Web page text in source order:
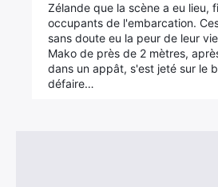
Zélande que la scène a eu lieu,
occupants de l'embarcation.
sans doute eu la peur de leur
Mako de près de 2 mètres,
dans un appât, s'est jeté sur le
défaire…